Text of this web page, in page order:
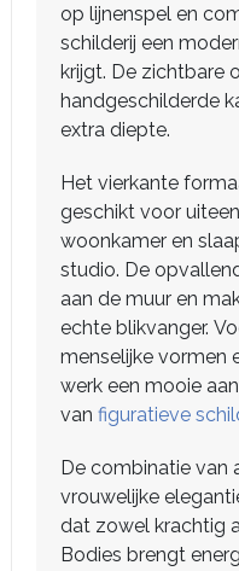
op lijnenspel en
schilderij een
krijgt. De zichtbare
handgeschilderde
extra diepte.
Het vierkante
geschikt voor
woonkamer en
studio. De
aan de muur en
echte blikvanger.
menselijke vormen
werk een mooie
van figuratieve
De combinatie van
vrouwelijke
dat zowel krachtig
Bodies brengt